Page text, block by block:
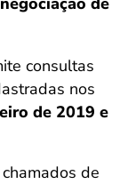
consultas
nos
de 2019 e
de